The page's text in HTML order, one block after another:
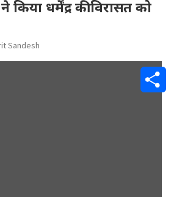
ने किया धर्मेंद्र की विरासत को
Sandesh